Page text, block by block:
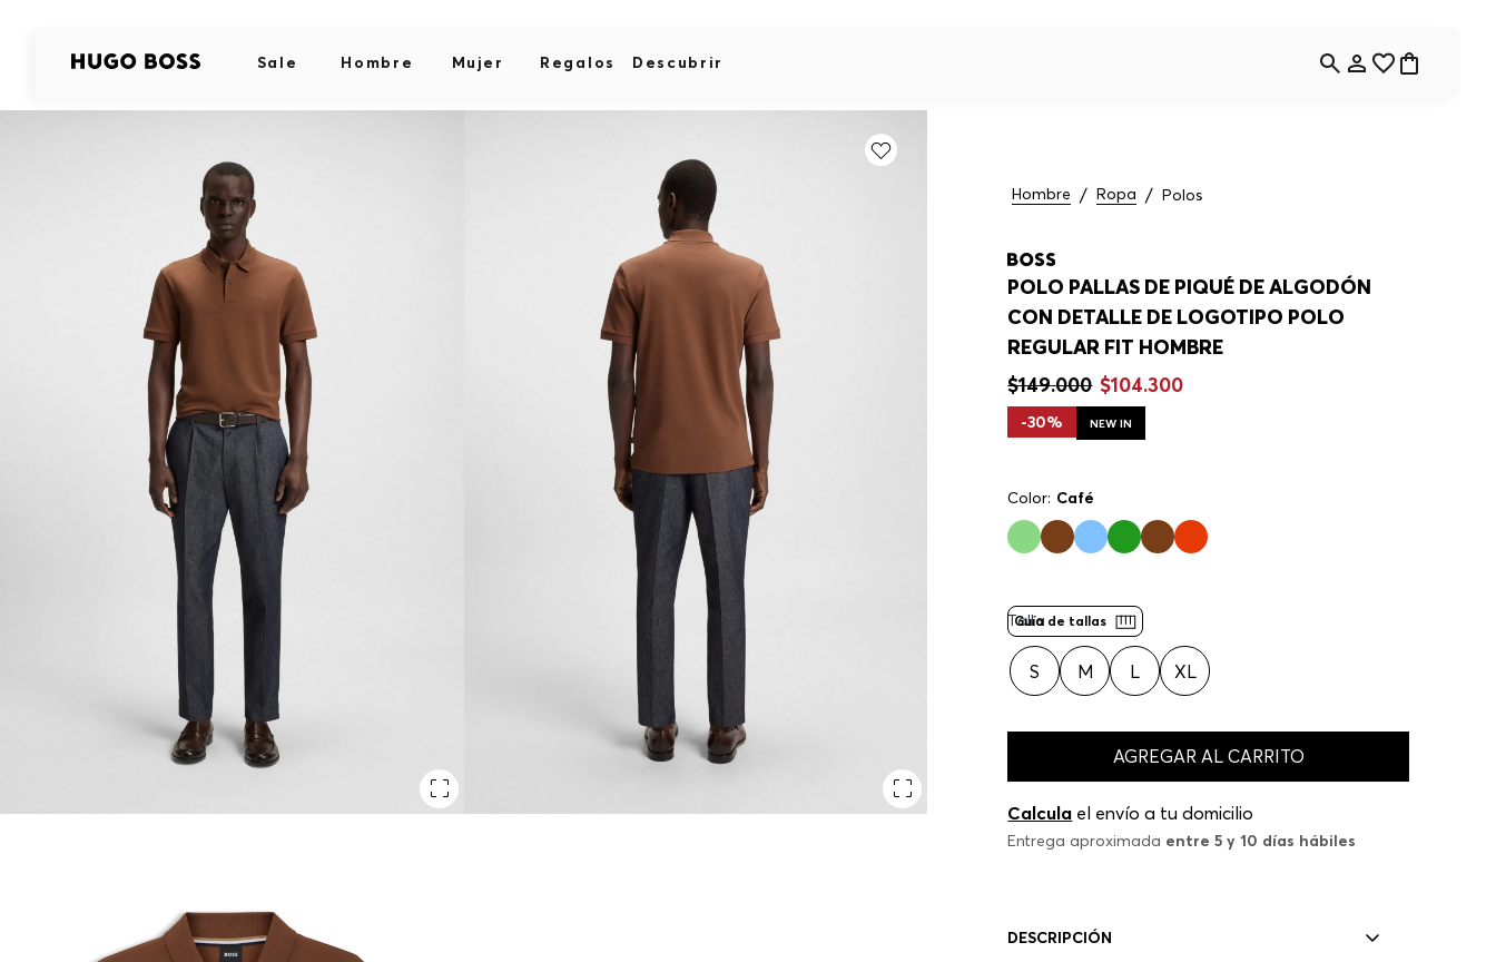
Sale Hombre Mujer Regalos Descubrir
Hombre Ropa Polos
POLO PALLAS DE PIQUÉ DE ALGODÓN
CON DETALLE DE LOGOTIPO POLO
REGULAR FIT HOMBRE
$149.000 $104.300
-30% NEW IN
Color: Café
Guía de tallas
Talla
S M L XL
AGREGAR AL CARRITO
Calcula el envío a tu domicilio
Entrega aproximada entre 5 y 10 días hábiles
DESCRIPCIÓN